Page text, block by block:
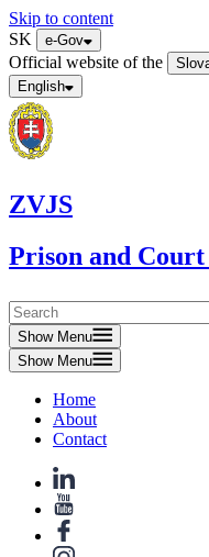
Skip to content
SK
e-Gov
Official website of the
English
ZVJS
Prison and
Show Menu
Show Menu
Home
About
Contact